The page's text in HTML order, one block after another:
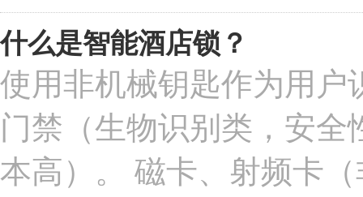
什么是智能酒店锁？
使用非机械钥匙作为用户
门禁（生物识别类，安
本高）。 磁卡、射频卡